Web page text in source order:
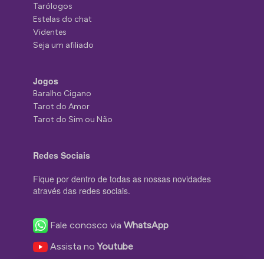
Tarólogos
Estelas do chat
Videntes
Seja um afiliado
Jogos
Baralho Cigano
Tarot do Amor
Tarot do Sim ou Não
Redes Sociais
Fique por dentro de todas as nossas novidades
através das redes sociais.
Fale conosco viaWhatsApp
Assista noYoutube